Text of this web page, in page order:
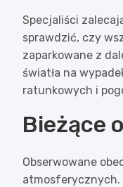
Specjaliści
sprawdzić, czy
zaparkowane z
światła na
ratunkowych i
Bieżące
Obserwowane
atmosferycznych.